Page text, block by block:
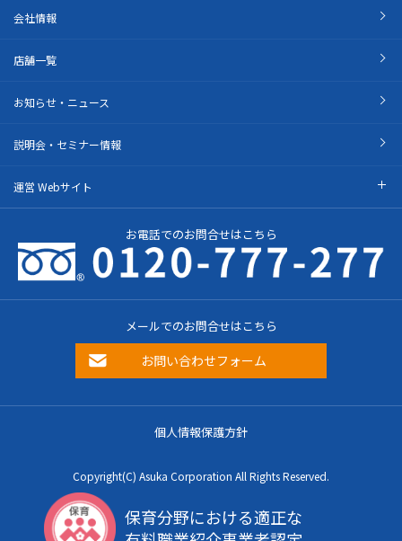
会社情報
店舗一覧
お知らせ・ニュース
説明会・セミナー情報
運営 Webサイト
お電話でのお問合せはこちら
メールでのお問合せはこちら
お問い合わせフォーム
個人情報保護方針
Copyright(C) Asuka Corporation All Rights Reserved.
保育分野における適正な